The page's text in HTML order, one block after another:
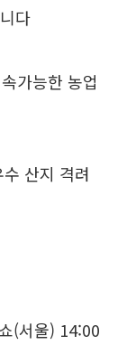
다
가능한 농업
산지 격려
(서울) 14:00